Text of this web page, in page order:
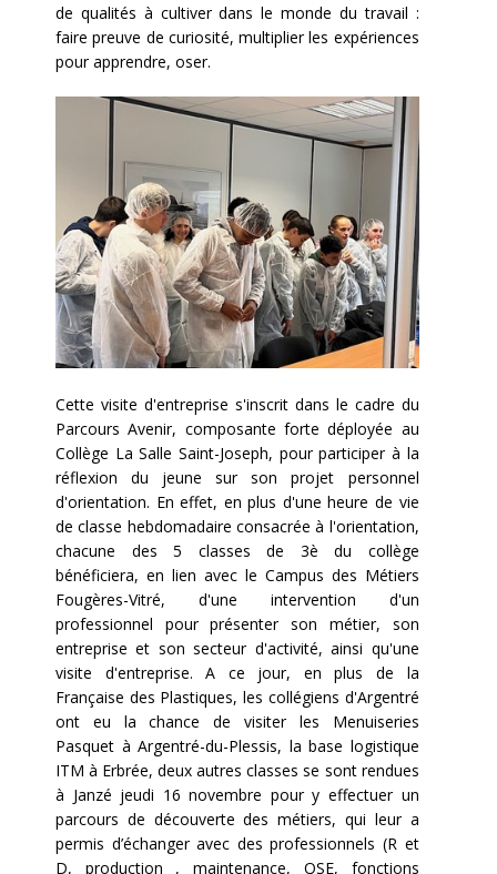
de qualités à cultiver dans le monde du travail :
faire preuve de curiosité, multiplier les expériences
pour apprendre, oser.
Cette visite d'entreprise s'inscrit dans le cadre du
Parcours Avenir, composante forte déployée au
Collège La Salle Saint-Joseph, pour participer à la
réflexion du jeune sur son projet personnel
d'orientation. En effet, en plus d'une heure de vie
de classe hebdomadaire consacrée à l'orientation,
chacune des 5 classes de 3è du collège
bénéficiera, en lien avec le Campus des Métiers
Fougères-Vitré, d'une intervention d'un
professionnel pour présenter son métier, son
entreprise et son secteur d'activité, ainsi qu'une
visite d'entreprise. A ce jour, en plus de la
Française des Plastiques, les collégiens d'Argentré
ont eu la chance de visiter les Menuiseries
Pasquet à Argentré-du-Plessis, la base logistique
ITM à Erbrée, deux autres classes se sont rendues
à Janzé jeudi 16 novembre pour y effectuer un
parcours de découverte des métiers, qui leur a
permis d’échanger avec des professionnels (R et
D, production , maintenance, QSE, fonctions